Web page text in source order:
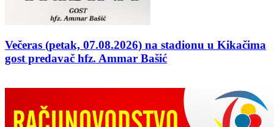
Večeras (petak, 07.08.2026) na stadionu u Kikačima
gost predavač hfz. Ammar Bašić